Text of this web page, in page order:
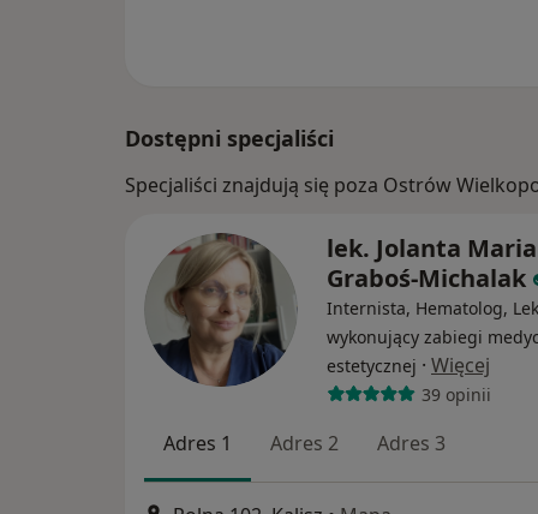
Dostępni specjaliści
Specjaliści znajdują się poza Ostrów
lek. Jolanta Maria
Graboś-Michalak
Internista, Hematolog,
wykonujący zabiegi
estetycznej · Więcej
39 opinii
Adres 1 Adres 2 Adres 3